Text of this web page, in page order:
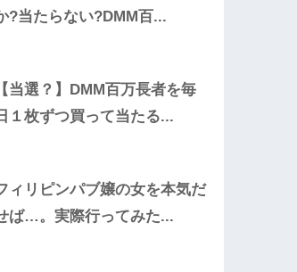
?当たらない?DMM百...
【当選？】DMM百万長者を毎
１枚ずつ買って当たる...
ィリピンパブ嬢の女を本気だ
ば…。実際行ってみた...